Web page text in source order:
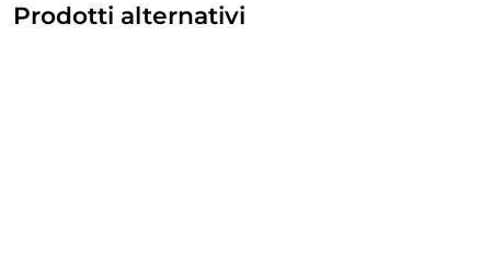
Prodotti alternativi